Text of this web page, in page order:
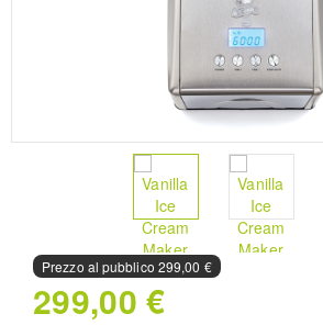
Prezzo al pubblico 299,00 €
299,00 €